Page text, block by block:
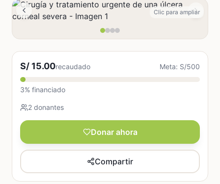
Clic para ampliar
S/ 15.00recaudado Meta: S/500
3% financiado
2 donantes
Donar ahora
Compartir